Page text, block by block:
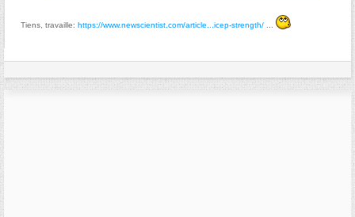
Tiens, travaille: https://www.newscientist.com/article...icep-strength/